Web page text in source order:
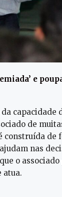
e
capacidade
de
construída de
nas
o
atua.